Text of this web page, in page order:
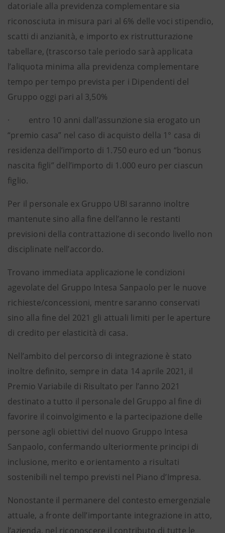
datoriale alla previdenza complementare sia
riconosciuta in misura pari al 6% delle voci stipendio,
scatti di anzianità, e importo ex ristrutturazione
tabellare, (trascorso tale periodo sarà applicata
l’aliquota minima alla previdenza complementare
tempo per tempo prevista per i Dipendenti del
Gruppo oggi pari al 3,50%
· entro 10 anni dall’assunzione sia erogato un
“premio casa” nel caso di acquisto della 1° casa di
residenza dell’importo di 1.750 euro ed un “bonus
nascita figli” dell’importo di 1.000 euro per ciascun
figlio.
Per il personale ex Gruppo UBI saranno inoltre
mantenute sino alla fine dell’anno le restanti
previsioni della contrattazione di secondo livello non
disciplinate nell’accordo.
Trovano immediata applicazione le condizioni
agevolate del Gruppo Intesa Sanpaolo per le nuove
richieste/concessioni, mentre saranno conservati
sino alla fine del 2021 gli attuali limiti per le aperture
di credito per elasticità di casa.
Nell’ambito del percorso di integrazione è stato
inoltre definito, sempre in data 14 aprile 2021, il
Premio Variabile di Risultato per l’anno 2021
destinato a tutto il personale del Gruppo al fine di
favorire il coinvolgimento e la partecipazione delle
persone agli obiettivi del nuovo Gruppo Intesa
Sanpaolo, confermando ulteriormente principi di
inclusione, merito e orientamento a risultati
sostenibili nel tempo previsti nel Piano d’Impresa.
Nonostante il permanere del contesto emergenziale
attuale, a fronte dell’importante integrazione in atto,
l’azienda, nel riconoscere il contributo di tutte le